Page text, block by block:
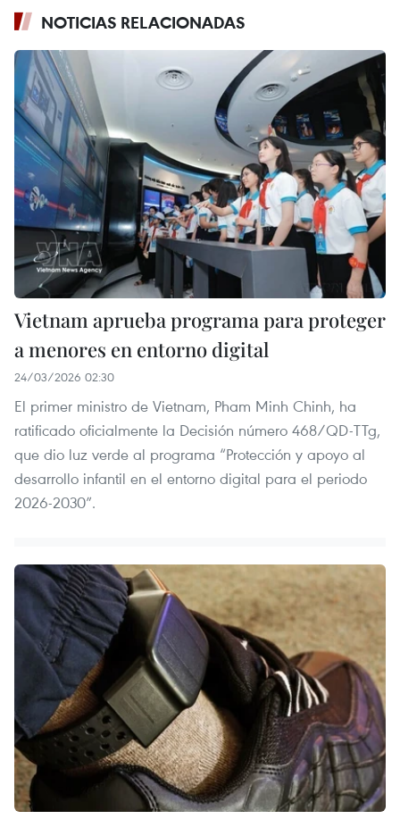
NOTICIAS RELACIONADAS
Vietnam aprueba programa para proteger
a menores en entorno digital
24/03/2026 02:30
El primer ministro de Vietnam, Pham Minh Chinh, ha
ratificado oficialmente la Decisión número 468/QD-TTg,
que dio luz verde al programa “Protección y apoyo al
desarrollo infantil en el entorno digital para el periodo
2026-2030”.